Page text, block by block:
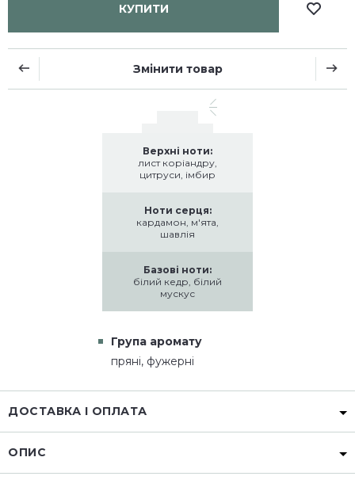
КУПИТИ
Змінити товар
Верхні ноти:
лист коріандру,
цитруси, імбир
Ноти серця:
кардамон, м'ята,
шавлія
Базові ноти:
білий кедр, білий
мускус
Група аромату
пряні, фужерні
ДОСТАВКА І ОПЛАТА
ОПИС